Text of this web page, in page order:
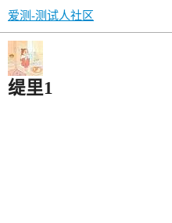
爱测-测试人社区
缇里1